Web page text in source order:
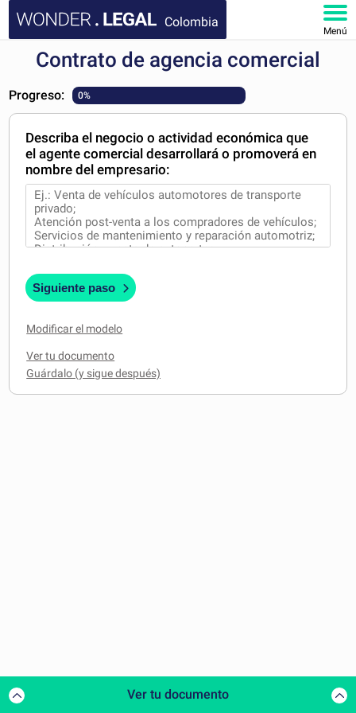
Colombia
Menú
INICIO
DOCUMENTOS
FAQ
MI CUENTA
Contrato de agencia comercial
Progreso: 0%
Describa el negocio o actividad económica que
el agente comercial desarrollará o promoverá en
nombre del empresario:
Siguiente paso
Modificar el modelo
Ver tu documento
Ver tu documento